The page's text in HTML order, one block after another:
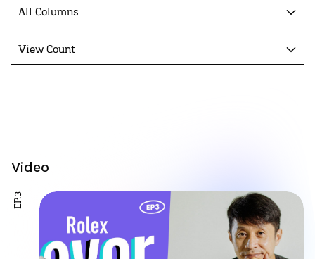
All Columns
View Count
Video
EP.3